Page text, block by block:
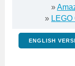
»
»
ENGLISH